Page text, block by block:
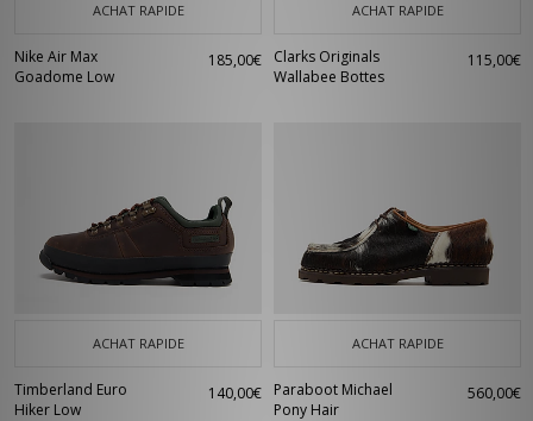
ACHAT RAPIDE
Nike Air Max
Goadome Low
185,00€
ACHAT RAPIDE
Clarks Originals
Wallabee Bottes
115,00€
ACHAT RAPIDE
Timberland Euro
Hiker Low
140,00€
ACHAT RAPIDE
Paraboot Michael
Pony Hair
560,00€